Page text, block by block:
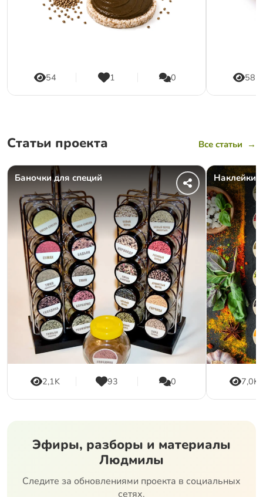
54 1 0 58
Статьи проекта Все статьи →
Баночки для специй
2,1K 93 0
Наклейки
7,0K
Эфиры, разборы и материалы
Людмилы
Следите за обновлениями проекта в социальных
сетях.